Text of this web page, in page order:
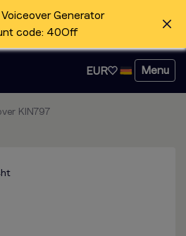
Generator
code: 40Off
EUR Menu
KIN797